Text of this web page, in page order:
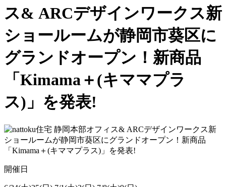
ス& ARCデザインワークス新
ショールームが静岡市葵区に
グランドオープン！新商品
「Kimama＋(キママプラ
ス)」を発表!
開催日